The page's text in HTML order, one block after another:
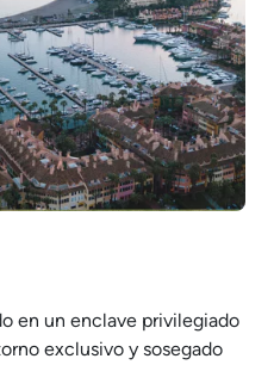
en un enclave privilegiado
exclusivo y sosegado